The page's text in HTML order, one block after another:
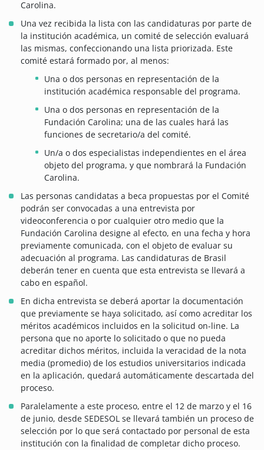
Carolina.
Una vez recibida la lista con las candidaturas por parte de
la institución académica, un comité de selección evaluará
las mismas, confeccionando una lista priorizada. Este
comité estará formado por, al menos:
Una o dos personas en representación de la
institución académica responsable del programa.
Una o dos personas en representación de la
Fundación Carolina; una de las cuales hará las
funciones de secretario/a del comité.
Un/a o dos especialistas independientes en el área
objeto del programa, y que nombrará la Fundación
Carolina.
Las personas candidatas a beca propuestas por el Comité
podrán ser convocadas a una entrevista por
videoconferencia o por cualquier otro medio que la
Fundación Carolina designe al efecto, en una fecha y hora
previamente comunicada, con el objeto de evaluar su
adecuación al programa. Las candidaturas de Brasil
deberán tener en cuenta que esta entrevista se llevará a
cabo en español.
En dicha entrevista se deberá aportar la documentación
que previamente se haya solicitado, así como acreditar los
méritos académicos incluidos en la solicitud on-line. La
persona que no aporte lo solicitado o que no pueda
acreditar dichos méritos, incluida la veracidad de la nota
media (promedio) de los estudios universitarios indicada
en la aplicación, quedará automáticamente descartada del
proceso.
Paralelamente a este proceso, entre el 12 de marzo y el 16
de junio, desde SEDESOL se llevará también un proceso de
selección por lo que será contactado por personal de esta
institución con la finalidad de completar dicho proceso.